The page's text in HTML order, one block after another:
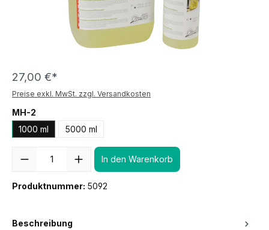
27,00 €*
Preise exkl. MwSt. zzgl. Versandkosten
MH-2
1000 ml
5000 ml
In den Warenkorb
Produktnummer: 5092
Beschreibung